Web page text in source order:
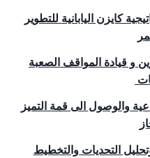
كايزن اليابانية للتطوير
و قيادة المواقف الصعبة
والوصول الى قمة التميز
التحديات والتخطيط